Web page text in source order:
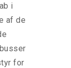
i
af de
for